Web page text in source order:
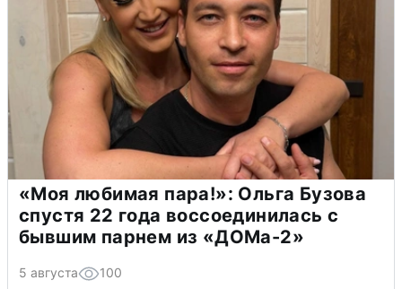
«Моя любимая пара!»: Ольга Бузова
спустя 22 года воссоединилась с
бывшим парнем из «ДОМа-2»
5 августа 100